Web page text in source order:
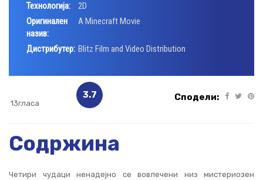
Технологија:
2D
Оригинален
назив:
A Minecraft Movie
Дистрибутер: Blitz Film and Video Distribution
13гласа
3.7 Сподели:
Содржина
Четири чудаци ненадејно се вовлечени низ мистериозен